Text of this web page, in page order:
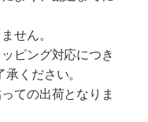
せん。
ピング対応につき
ください。
ての出荷となりま